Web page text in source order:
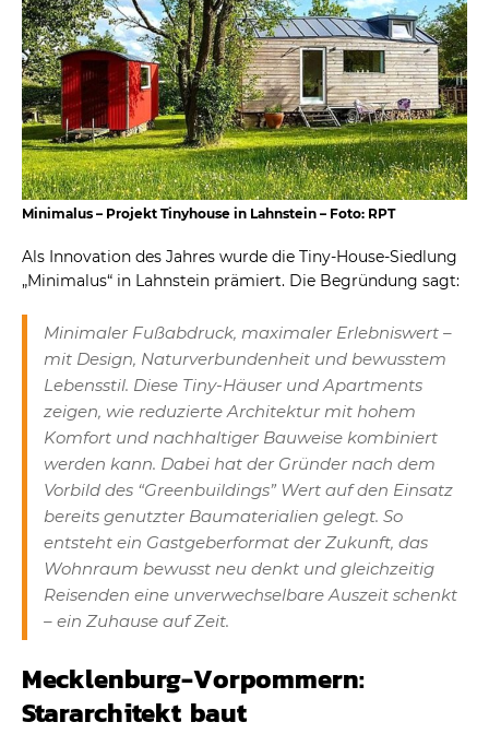
Minimalus – Projekt Tinyhouse in Lahnstein – Foto: RPT
Als Innovation des Jahres wurde die Tiny-House-Siedlung
„Minimalus“ in Lahnstein prämiert. Die Begründung sagt:
Minimaler Fußabdruck, maximaler Erlebniswert –
mit Design, Naturverbundenheit und bewusstem
Lebensstil. Diese Tiny-Häuser und Apartments
zeigen, wie reduzierte Architektur mit hohem
Komfort und nachhaltiger Bauweise kombiniert
werden kann. Dabei hat der Gründer nach dem
Vorbild des “Greenbuildings” Wert auf den Einsatz
bereits genutzter Baumaterialien gelegt. So
entsteht ein Gastgeberformat der Zukunft, das
Wohnraum bewusst neu denkt und gleichzeitig
Reisenden eine unverwechselbare Auszeit schenkt
– ein Zuhause auf Zeit.
Mecklenburg-Vorpommern:
Stararchitekt baut